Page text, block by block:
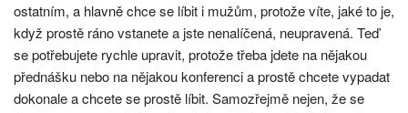
ostatním, a hlavně chce se líbit i mužům, protože víte, jaké to je,
když prostě ráno vstanete a jste nenalíčená, neupravená. Teď
se potřebujete rychle upravit, protože třeba jdete na nějakou
přednášku nebo na nějakou konferenci a prostě chcete vypadat
dokonale a chcete se prostě líbit. Samozřejmě nejen, že se